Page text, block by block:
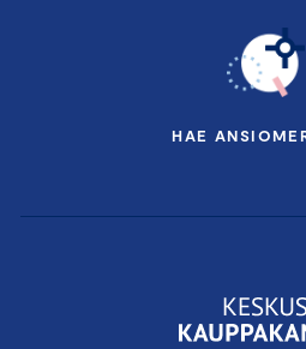
HAE